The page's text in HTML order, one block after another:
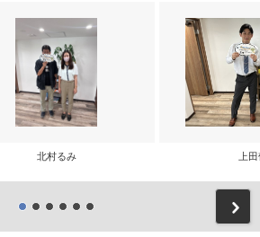
北村るみ 上